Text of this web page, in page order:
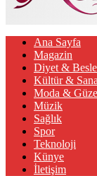
Ana Sayfa
Magazin
Diyet &
Kültür &
Moda &
Müzik
Sağlık
Spor
Teknoloji
Künye
İletişim